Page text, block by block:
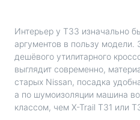
Интерьер у T33 изначально
аргументов в пользу
дешёвого утилитарного
выглядит современно,
старых Nissan, посадка
а по шумоизоляции машина
классом, чем X-Trail T31 или